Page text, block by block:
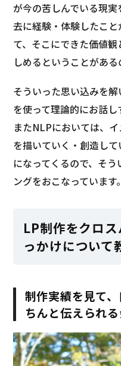
が今の苦しんでいる現
去に経験・体験したこ
て、そこにできた価値
しめるということがある
そういった思い込みを
を使って理論的にお話し
またNLPにおいては、
を描いていく・創造し
になってくるので、そ
ングをおこなっています。
LP制作をクロ
っかけについて
制作実績を見て
ちんと伝えられ